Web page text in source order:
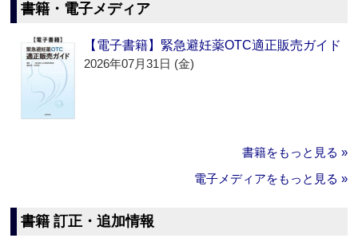
書籍・電子メディア
【電子書籍】緊急避妊薬OTC適正販売ガイド
2026年07月31日 (金)
書籍をもっと見る »
電子メディアをもっと見る »
書籍 訂正・追加情報